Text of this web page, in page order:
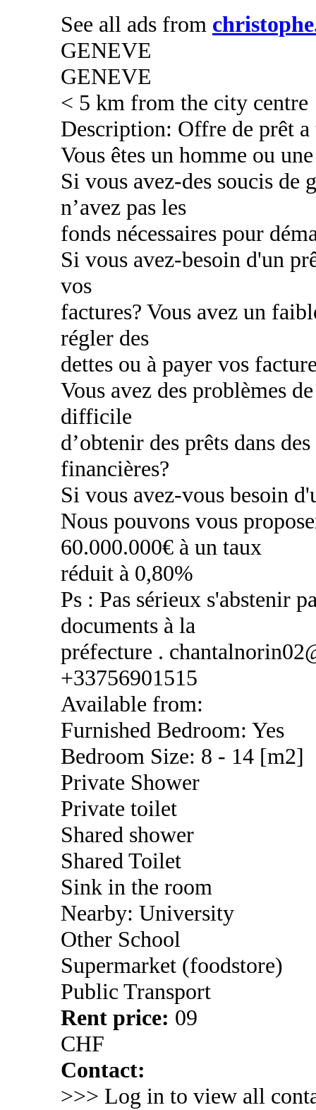
See all ads from
GENEVE
GENEVE
< 5 km from the city centre
Description: Offre de prêt
Vous êtes un homme ou
Si vous avez-des soucis de
n’avez pas les
fonds nécessaires pour
Si vous avez-besoin d'un
vos
factures? Vous avez un
régler des
dettes ou à payer vos
Vous avez des problèmes
difficile
d’obtenir des prêts dans
financières?
Si vous avez-vous besoin
Nous pouvons vous
60.000.000€ à un taux
réduit à 0,80%
Ps : Pas sérieux s'abstenir
documents à la
préfecture .
+33756901515
Available from:
Furnished Bedroom: Yes
Bedroom Size: 8 - 14 [m2]
Private Shower
Private toilet
Shared shower
Shared Toilet
Sink in the room
Nearby: University
Other School
Supermarket (foodstore)
Public Transport
Rent price: 09
CHF
Contact:
>>> Log in to view all